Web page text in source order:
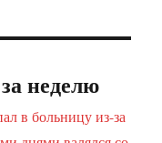
неделю
в больницу из-за